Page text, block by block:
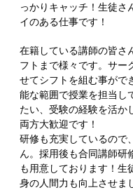
っかりキャッチ！生徒さ
イのある仕事です！
在籍している講師の皆さ
フトまで様々です。サー
せてシフトを組む事がで
能な範囲で授業を担当し
たい、受験の経験を活か
両方大歓迎です！
研修も充実しているので
ん。採用後も合同講師研
も用意しております！生
身の人間力も向上させま